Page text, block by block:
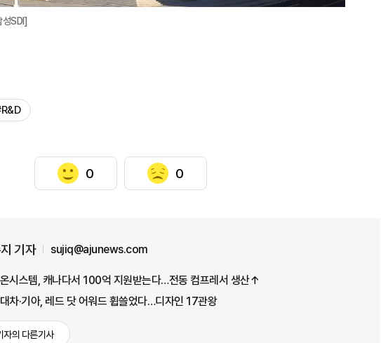
SDI]
0 0
기자 sujiq@ajunews.com
시스템, 캐나다서 100억 지원받는다…전동 컴프레서 생산↑
차·기아, 레드 닷 어워드 휩쓸었다…디자인 17관왕
자의 다른기사